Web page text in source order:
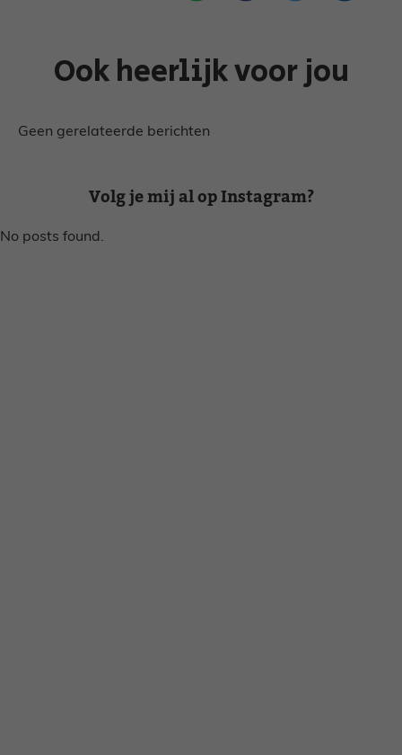
Ook heerlijk voor jou
Geen gerelateerde berichten
Volg je mij al op Instagram?
No posts found.